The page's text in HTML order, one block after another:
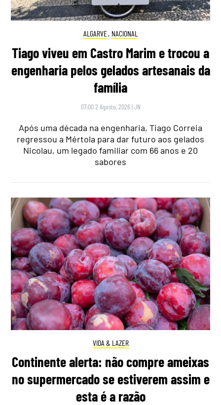
ALGARVE, NACIONAL
Tiago viveu em Castro Marim e trocou a
engenharia pelos gelados artesanais da
família
07:00 2 Agosto, 2026 |JN
Após uma década na engenharia, Tiago Correia
regressou a Mértola para dar futuro aos gelados
Nicolau, um legado familiar com 66 anos e 20
sabores
VIDA & LAZER
Continente alerta: não compre ameixas
no supermercado se estiverem assim e
esta é a razão